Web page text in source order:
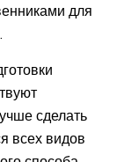
для
сделать
всех видов